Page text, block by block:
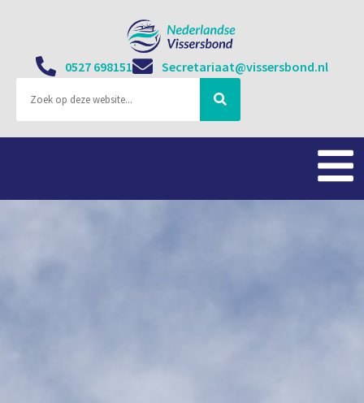
0527 698151 Secretariaat@vissersbond.nl